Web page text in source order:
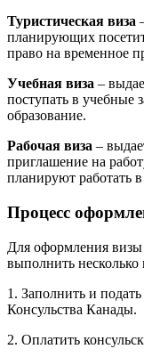
Туристическая виза
планирующих
право на временное
Учебная виза –
поступать в учебные
образование.
Рабочая виза –
приглашение на
планируют работать
Процесс
Для оформления
выполнить несколько
1. Заполнить и
Консульства Канады.
2. Оплатить